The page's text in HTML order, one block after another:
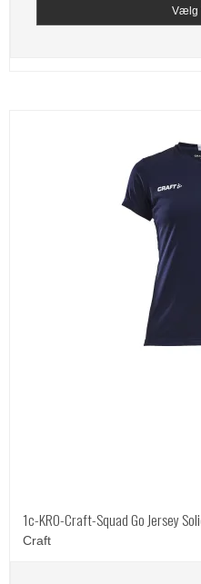
Vælg
1c-KRO-Craft-Squad Go Jersey
Craft